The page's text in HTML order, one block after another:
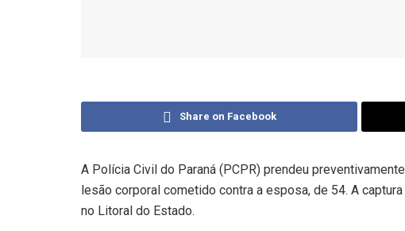
Share on Facebook
A Polícia Civil do Paraná (PCPR) prendeu
lesão corporal cometido contra a esposa, de 54. A
no Litoral do Estado.